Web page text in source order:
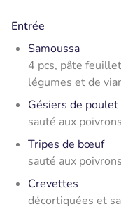
Entrée
Samoussa
4 pcs, pâte
légumes et de
Gésiers de poulet
sauté aux
Tripes de bœuf
sauté aux
Crevettes
décortiquées et